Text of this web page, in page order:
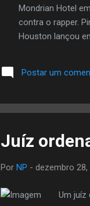
Mondrian Hotel
contra o rapper.
Houston lançou
Durante a prisão
Postar um
Juíz
Por NP - dezembro 28,
Um juíz